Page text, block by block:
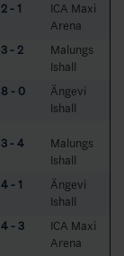
2 - 1
ICA Maxi
Arena
3 - 2
Malungs
Ishall
8 - 0
Ängevi
Ishall
3 - 4
Malungs
Ishall
4 - 1
Ängevi
Ishall
4 - 3
ICA Maxi
Arena